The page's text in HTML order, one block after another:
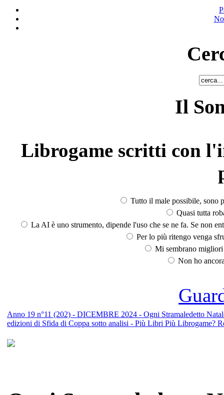
Il
Librogame scritti con
Tutto il male possibile, sono
Quasi tutta
La AI è uno strumento, dipende l'uso che se ne fa. Se non
Per lo più ritengo venga
Mi sembrano
Non ho
Anno 19 n°11 (202) - DICEMBRE 2024 - Ogni Stramaledetto
edizioni di Sfida di Coppa sotto analisi - Più Libri Più Librogame?